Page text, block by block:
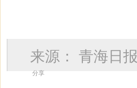
来源：青海日报
分享